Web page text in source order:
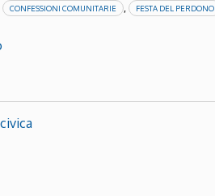
CONFESSIONI COMUNITARIE , FESTA DEL PERDONO